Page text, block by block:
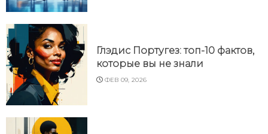
Глэдис Португез: топ-10 фактов,
которые вы не знали
ФЕВ 09, 2026